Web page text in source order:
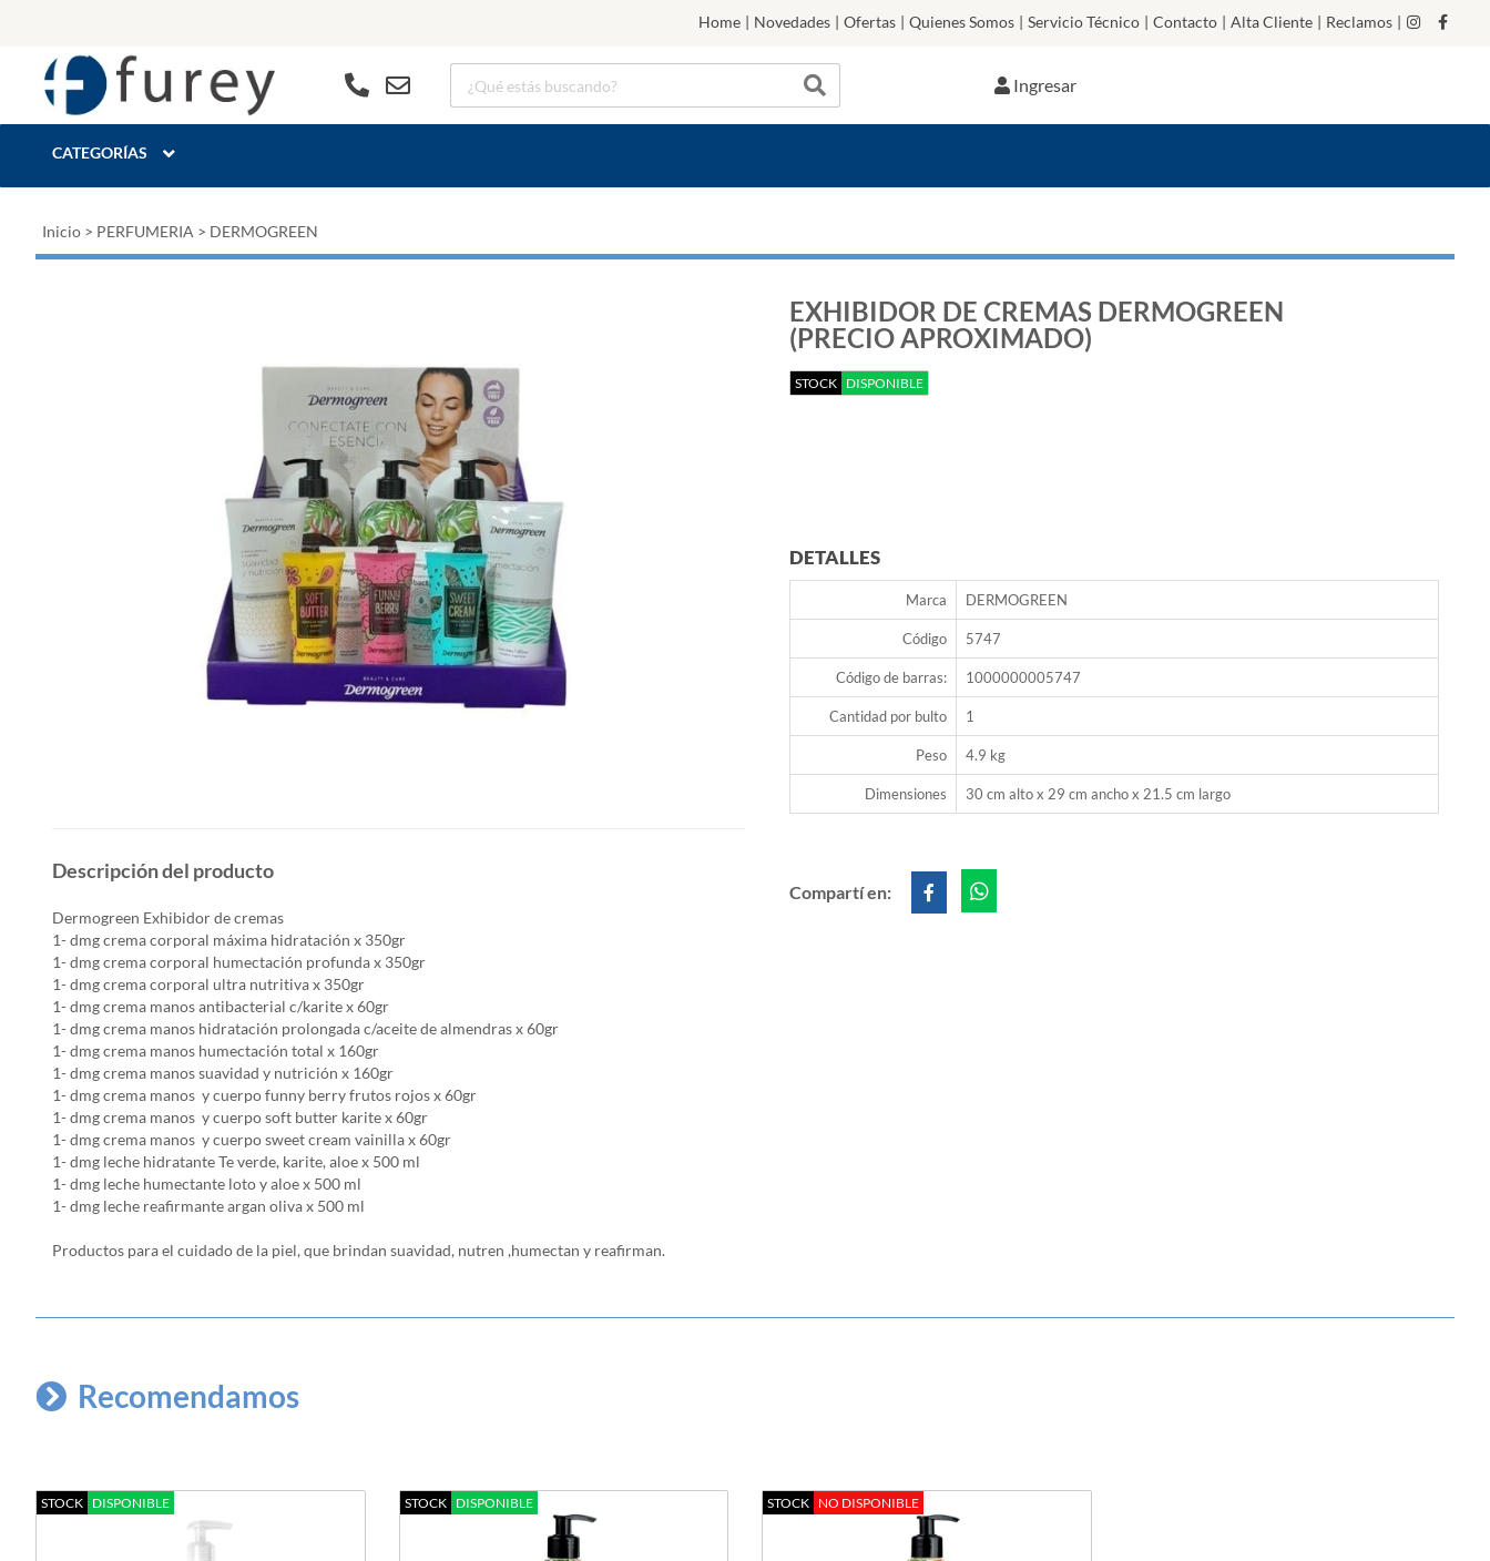
Home | Novedades | Ofertas | Quienes Somos | Servicio Técnico | Contacto | Alta Cliente | Reclamos |
Ingresar
CATEGORÍAS
Inicio > PERFUMERIA > DERMOGREEN
EXHIBIDOR DE CREMAS DERMOGREEN
(PRECIO APROXIMADO)
STOCK DISPONIBLE
DETALLES
Marca DERMOGREEN
Código 5747
Código de barras: 1000000005747
Cantidad por bulto 1
Peso 4.9 kg
Dimensiones 30 cm alto x 29 cm ancho x 21.5 cm largo
Compartí en:
Descripción del producto
Dermogreen Exhibidor de cremas
1- dmg crema corporal máxima hidratación x 350gr
1- dmg crema corporal humectación profunda x 350gr
1- dmg crema corporal ultra nutritiva x 350gr
1- dmg crema manos antibacterial c/karite x 60gr
1- dmg crema manos hidratación prolongada c/aceite de almendras x 60gr
1- dmg crema manos humectación total x 160gr
1- dmg crema manos suavidad y nutrición x 160gr
1- dmg crema manos y cuerpo funny berry frutos rojos x 60gr
1- dmg crema manos y cuerpo soft butter karite x 60gr
1- dmg crema manos y cuerpo sweet cream vainilla x 60gr
1- dmg leche hidratante Te verde, karite, aloe x 500 ml
1- dmg leche humectante loto y aloe x 500 ml
1- dmg leche reafirmante argan oliva x 500 ml
Productos para el cuidado de la piel, que brindan suavidad, nutren ,humectan y reafirman.
Recomendamos
STOCK DISPONIBLE STOCK DISPONIBLE STOCK NO DISPONIBLE